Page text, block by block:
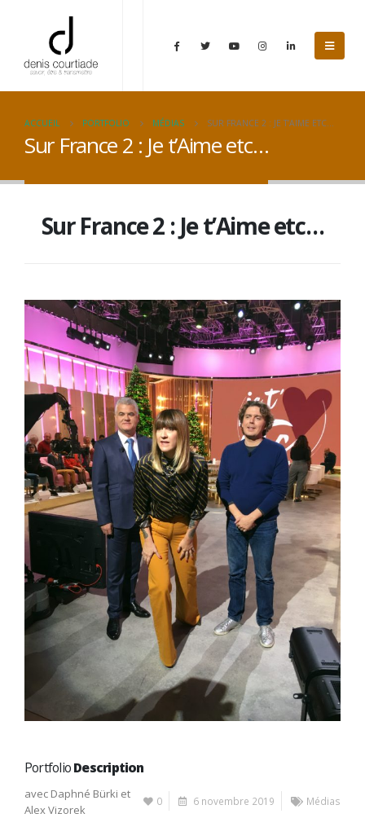
ACCUEIL PORTFOLIO MÉDIAS SUR FRANCE 2 : JE T’AIME ETC…
Sur France 2 : Je t’Aime etc…
Sur France 2 : Je t’Aime etc…
PortfolioDescription
0 6 novembre 2019 Médias
avec Daphné Bürki et
Alex Vizorek